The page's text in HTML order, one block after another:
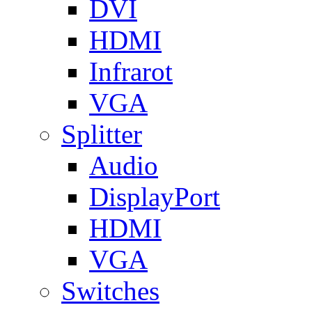
DVI
HDMI
Infrarot
VGA
Splitter
Audio
DisplayPort
HDMI
VGA
Switches